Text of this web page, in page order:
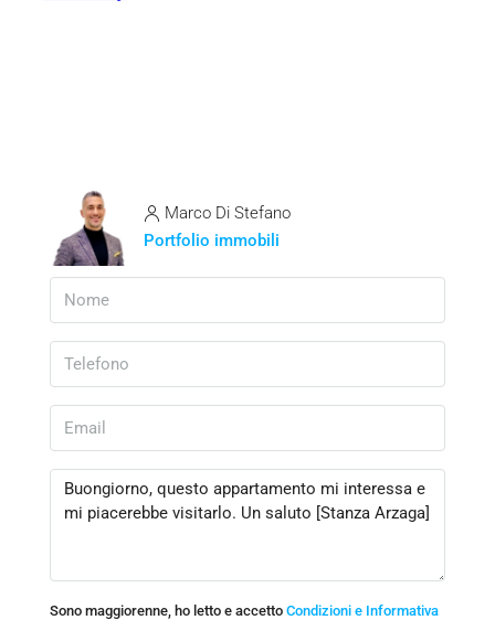
Marco Di Stefano
Portfolio immobili
Sono maggiorenne, ho letto e accetto Condizioni e Informativa